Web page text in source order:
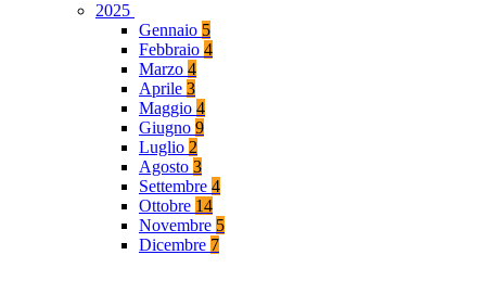
2025
Gennaio 5
Febbraio 4
Marzo 4
Aprile 3
Maggio 4
Giugno 9
Luglio 2
Agosto 3
Settembre 4
Ottobre 14
Novembre 5
Dicembre 7